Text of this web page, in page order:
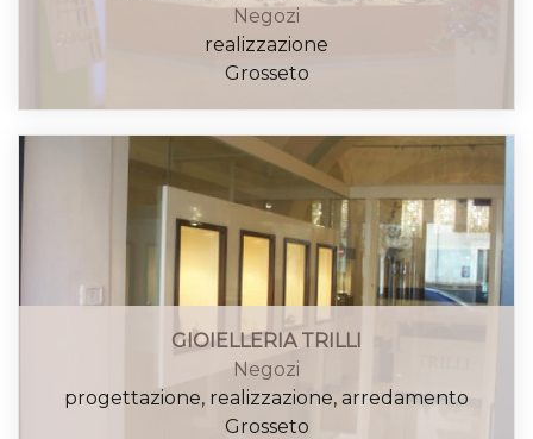
Negozi
realizzazione
Grosseto
GIOIELLERIA TRILLI
Negozi
progettazione, realizzazione, arredamento
Grosseto
LIBRERIA "PROLOCO Gr. "
Negozi
progettazione, realizzazione